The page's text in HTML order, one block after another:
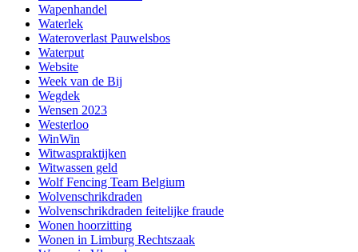
Wapenhandel
Waterlek
Wateroverlast Pauwelsbos
Waterput
Website
Week van de Bij
Wegdek
Wensen 2023
Westerloo
WinWin
Witwaspraktijken
Witwassen geld
Wolf Fencing Team Belgium
Wolvenschrikdraden
Wolvenschrikdraden feitelijke fraude
Wonen hoorzitting
Wonen in Limburg Rechtszaak